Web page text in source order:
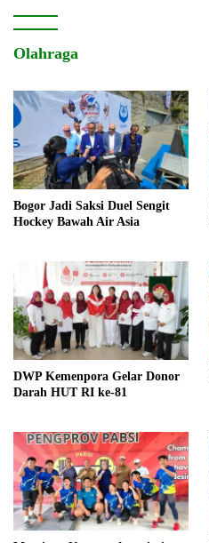
Olahraga
Bogor Jadi Saksi Duel Sengit
Hockey Bawah Air Asia
DWP Kemenpora Gelar Donor
Darah HUT RI ke-81